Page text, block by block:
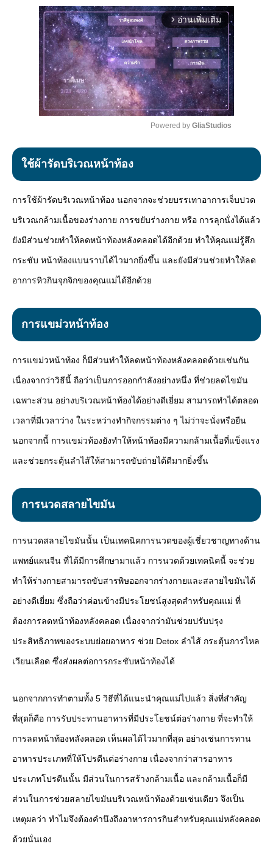
arrow_forward_ios อ่านเพิ่มเติม
Mute
Powered by GliaStudios
ใช้ผ้ารัดบริเวณหน้าท้อง
การใช้ผ้ารัดบริเวณหน้าท้อง นอกจากจะช่วยบรรเทาอาการเจ็บปวด
บริเวณกล้ามเนื้อของร่างกาย การขยับร่างกาย หรือ การลุกนั่งได้แล้ว
ยังมีส่วนช่วยทำให้ลดหน้าท้องหลังคลอดได้อีกด้วย ทำให้คุณแม่รู้สึก
กระชับ หน้าท้องแบนราบได้ไวมากยิ่งขึ้น และยังมีส่วนช่วยทำให้ลด
อาการหิวกินจุกจิกของคุณแม่ได้อีกด้วย
การแขม่วหน้าท้อง
การแขม่วหน้าท้อง ก็มีส่วนทำให้ลดหน้าท้องหลังคลอดด้วยเช่นกัน
เนื่องจากว่าวิธีนี้ ถือว่าเป็นการออกกำลังอย่างหนึ่ง ที่ช่วยลดไขมัน
เฉพาะส่วน อย่างบริเวณหน้าท้องได้อย่างดีเยี่ยม สามารถทำได้ตลอด
เวลาที่มีเวลาว่าง ในระหว่างทำกิจกรรมต่าง ๆ ไม่ว่าจะนั่งหรือยืน
นอกจากนี้ การแขม่วท้องยังทำให้หน้าท้องมีความกล้ามเนื้อที่แข็งแรง
และช่วยกระตุ้นลำไส้ให้สามารถขับถ่ายได้ดีมากยิ่งขึ้น
การนวดสลายไขมัน
การนวดสลายไขมันนั้น เป็นเทคนิคการนวดของผู้เชี่ยวชาญทางด้าน
แพทย์แผนจีน ที่ได้มีการศึกษามาแล้ว การนวดด้วยเทคนิคนี้ จะช่วย
ทำให้ร่างกายสามารถขับสารพิษออกจากร่างกายและสลายไขมันได้
อย่างดีเยี่ยม ซึ่งถือว่าค่อนข้างมีประโยชน์สูงสุดสำหรับคุณแม่ ที่
ต้องการลดหน้าท้องหลังคลอด เนื่องจากว่ามันช่วยปรับปรุง
ประสิทธิภาพของระบบย่อยอาหาร ช่วย Detox ลำไส้ กระตุ้นการไหล
เวียนเลือด ซึ่งส่งผลต่อการกระชับหน้าท้องได้
นอกจากการทำตามทั้ง 5 วิธีที่ได้แนะนำคุณแม่ไปแล้ว สิ่งที่สำคัญ
ที่สุดก็คือ การรับประทานอาหารที่มีประโยชน์ต่อร่างกาย ที่จะทำให้
การลดหน้าท้องหลังคลอด เห็นผลได้ไวมากที่สุด อย่างเช่นการทาน
อาหารประเภทที่ให้โปรตีนต่อร่างกาย เนื่องจากว่าสารอาหาร
ประเภทโปรตีนนั้น มีส่วนในการสร้างกล้ามเนื้อ และกล้ามเนื้อก็มี
ส่วนในการช่วยสลายไขมันบริเวณหน้าท้องด้วยเช่นเดียว จึงเป็น
เหตุผลว่า ทำไมจึงต้องคำนึงถึงอาหารการกินสำหรับคุณแม่หลังคลอด
ด้วยนั่นเอง